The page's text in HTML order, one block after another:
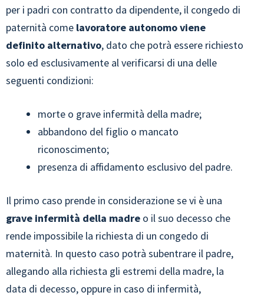
per i padri con contratto da dipendente, il congedo di
paternità come lavoratore autonomo viene
definito alternativo, dato che potrà essere richiesto
solo ed esclusivamente al verificarsi di una delle
seguenti condizioni:
morte o grave infermità della madre;
abbandono del figlio o mancato
riconoscimento;
presenza di affidamento esclusivo del padre.
Il primo caso prende in considerazione se vi è una
grave infermità della madre o il suo decesso che
rende impossibile la richiesta di un congedo di
maternità. In questo caso potrà subentrare il padre,
allegando alla richiesta gli estremi della madre, la
data di decesso, oppure in caso di infermità,